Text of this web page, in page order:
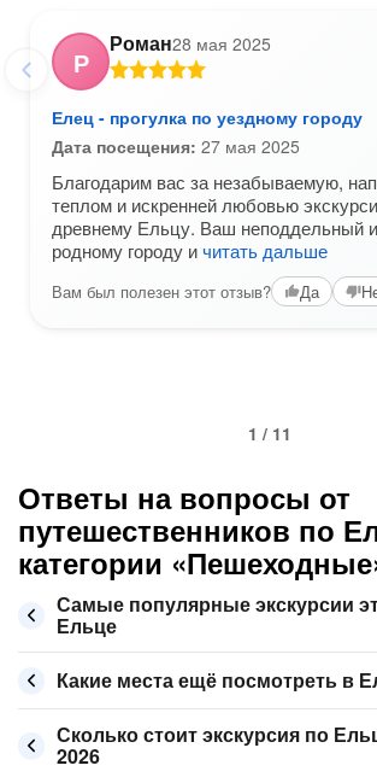
Р
Роман28 мая 2025
Елец - прогулка по уездному городу
Дата посещения: 27 мая 2025
Благодарим вас за незабываемую,
теплом и искренней любовью
древнему Ельцу. Ваш неподдельный
родному городу ичитать дальше
Вам был полезен этот отзыв? Да
1 / 11
Ответы на вопросы от
путешественников по
категории
Самые популярные экскурсии
Ельце
Какие места ещё посмотреть в
Сколько стоит экскурсия по
2026